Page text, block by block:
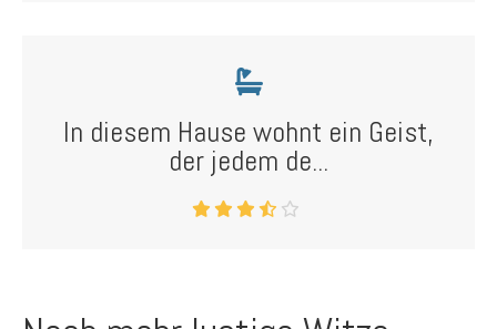
In diesem Hause wohnt ein Geist,
der jedem de...